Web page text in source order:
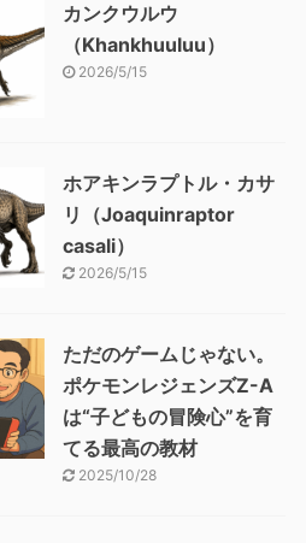
カンクウルウ
（Khankhuuluu）
2026/5/15
ホアキンラプトル・カサ
リ（Joaquinraptor
casali）
2026/5/15
ただのゲームじゃない。
ポケモンレジェンズZ-A
は“子どもの冒険心”を育
てる最高の教材
2025/10/28